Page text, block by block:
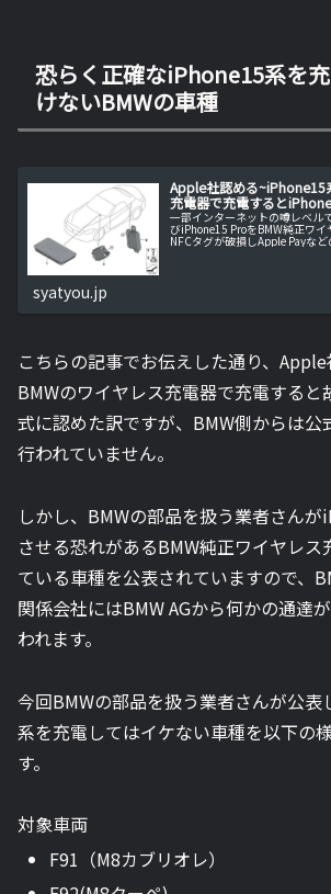
恐らく正確なiPhone15系を
けないBMWの車種
Apple社認める~iPhone15
充電器で充電すると
一部インターネットの噂レベル
びiPhone15 ProをBMW純正ワ
NFCタグが破損しApple Payな
syatyou.jp
こちらの記事でお伝えした通り、
BMWのワイヤレス充電器で充電すると
式に認めた訳ですが、BMW側からは公
行われていません。
しかし、BMWの部品を扱う業者さん
させる恐れがあるBMW純正ワイヤレス
ている車種を公表されていますので、
関係会社にはBMW AGから何かの通達
われます。
今回BMWの部品を扱う業者さんが公
系を充電してはイケない車種を以下の
す。
対象車両
F91（M8カブリオレ）